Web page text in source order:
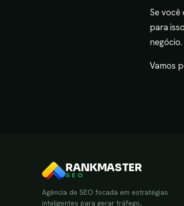
Se você
para
negócio.
Vamos
RANKMASTER
SEO
Agência de SEO focada em estratégias
inteligentes para gerar tráfego,